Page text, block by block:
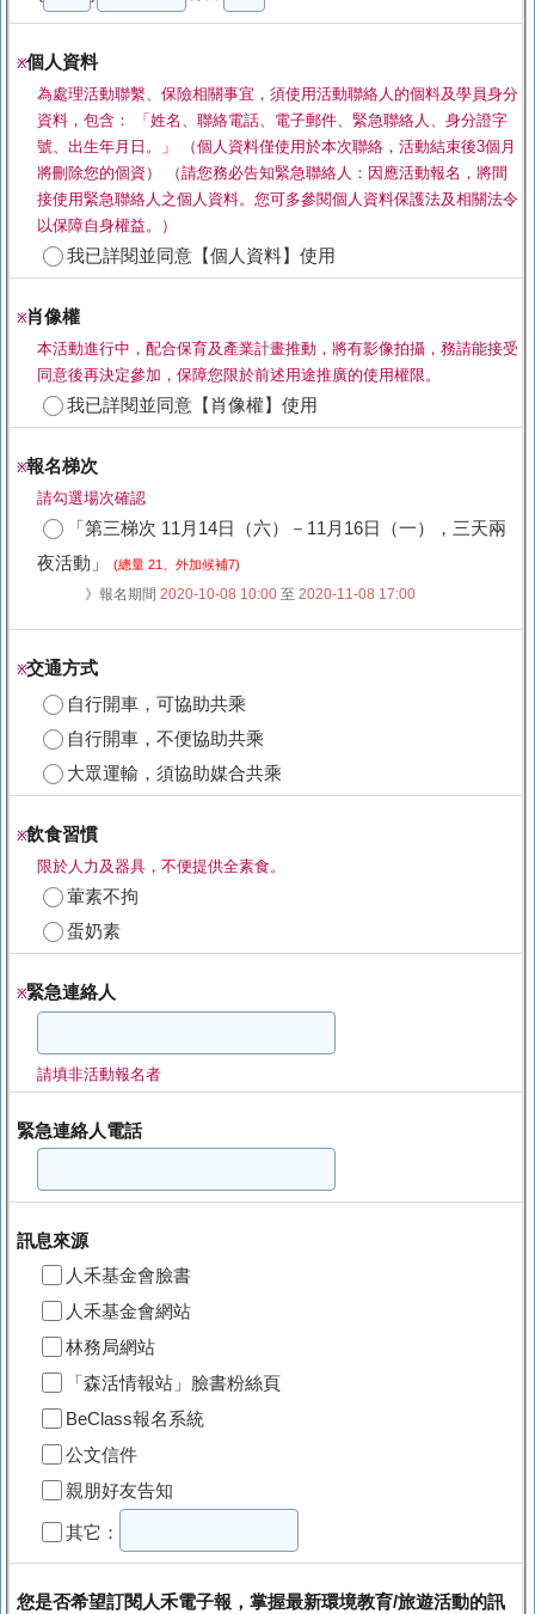
※個人資料
為處理活動聯繫、保險相關事宜，須使用活動聯絡人的個料及學員身分
資料，包含： 「姓名、聯絡電話、電子郵件、緊急聯絡人、身分證字
號、出生年月日。」 （個人資料僅使用於本次聯絡，活動結束後3個月
將刪除您的個資） （請您務必告知緊急聯絡人：因應活動報名，將間
接使用緊急聯絡人之個人資料。您可多參閱個人資料保護法及相關法令
以保障自身權益。）
我已詳閱並同意【個人資料】使用
※肖像權
本活動進行中，配合保育及產業計畫推動，將有影像拍攝，務請能接受
同意後再決定參加，保障您限於前述用途推廣的使用權限。
我已詳閱並同意【肖像權】使用
※報名梯次
請勾選場次確認
「第三梯次 11月14日（六）－11月16日（一），三天兩
夜活動」
(總量 21、外加候補7)
》報名期間 2020-10-08 10:00 至 2020-11-08 17:00
※交通方式
自行開車，可協助共乘
自行開車，不便協助共乘
大眾運輸，須協助媒合共乘
※飲食習慣
限於人力及器具，不便提供全素食。
葷素不拘
蛋奶素
※緊急連絡人
請填非活動報名者
緊急連絡人電話
訊息來源
人禾基金會臉書
人禾基金會網站
林務局網站
「森活情報站」臉書粉絲頁
BeClass報名系統
公文信件
親朋好友告知
其它：
您是否希望訂閱人禾電子報，掌握最新環境教育/旅遊活動的訊